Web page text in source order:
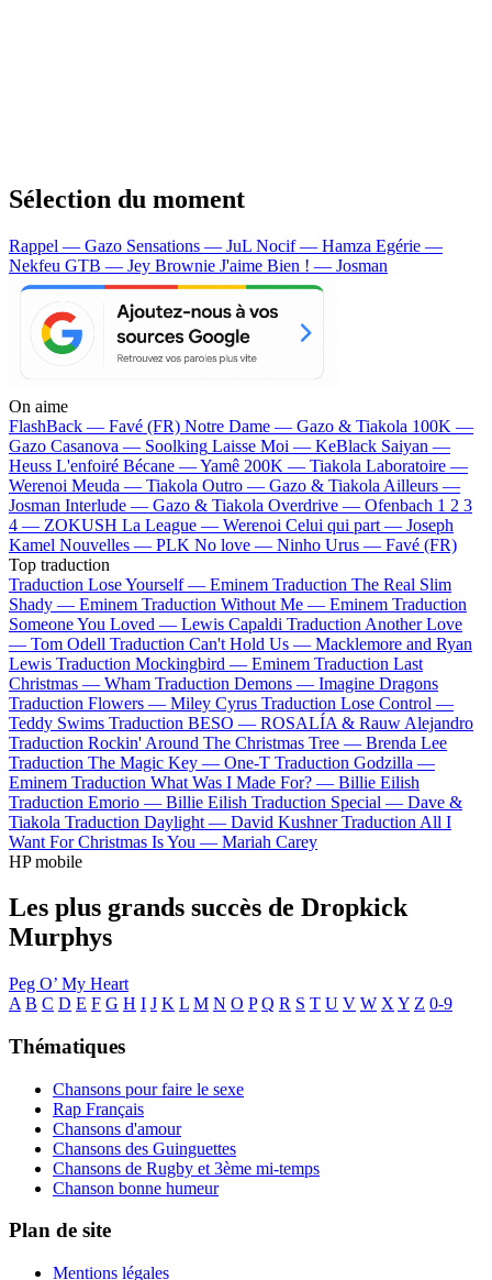
Sélection du moment
Rappel — Gazo Sensations — JuL Nocif — Hamza Egérie —
Nekfeu GTB — Jey Brownie J'aime Bien ! — Josman
On aime
FlashBack — Favé (FR) Notre Dame — Gazo & Tiakola 100K —
Gazo Casanova — Soolking Laisse Moi — KeBlack Saiyan —
Heuss L'enfoiré Bécane —Yamê 200K — Tiakola Laboratoire —
Werenoi Meuda — Tiakola Outro — Gazo & Tiakola Ailleurs —
Josman Interlude — Gazo & Tiakola Overdrive — Ofenbach 1 2 3
4 — ZOKUSH La League — Werenoi Celui qui part — Joseph
Kamel Nouvelles — PLK No love — Ninho Urus — Favé (FR)
Top traduction
Traduction Lose Yourself — Eminem Traduction The Real Slim
Shady — Eminem Traduction Without Me — Eminem Traduction
Someone You Loved — Lewis Capaldi Traduction Another Love
— Tom Odell Traduction Can't Hold Us — Macklemore and Ryan
Lewis Traduction Mockingbird — Eminem Traduction Last
Christmas — Wham Traduction Demons — Imagine Dragons
Traduction Flowers — Miley Cyrus Traduction Lose Control —
Teddy Swims Traduction BESO — ROSALÍA & Rauw Alejandro
Traduction Rockin' Around The Christmas Tree — Brenda Lee
Traduction The Magic Key — One-T Traduction Godzilla —
Eminem Traduction What Was I Made For? — Billie Eilish
Traduction Emorio — Billie Eilish Traduction Special — Dave &
Tiakola Traduction Daylight — David Kushner Traduction All I
Want For Christmas Is You — Mariah Carey
HP mobile
Les plus grands succès de Dropkick
Murphys
Peg O’ My Heart
A B C D E F G H I J K L M N O P Q R S T U V W X Y Z 0-9
Thématiques
Chansons pour faire le sexe
Rap Français
Chansons d'amour
Chansons des Guinguettes
Chansons de Rugby et 3ème mi-temps
Chanson bonne humeur
Plan de site
Mentions légales